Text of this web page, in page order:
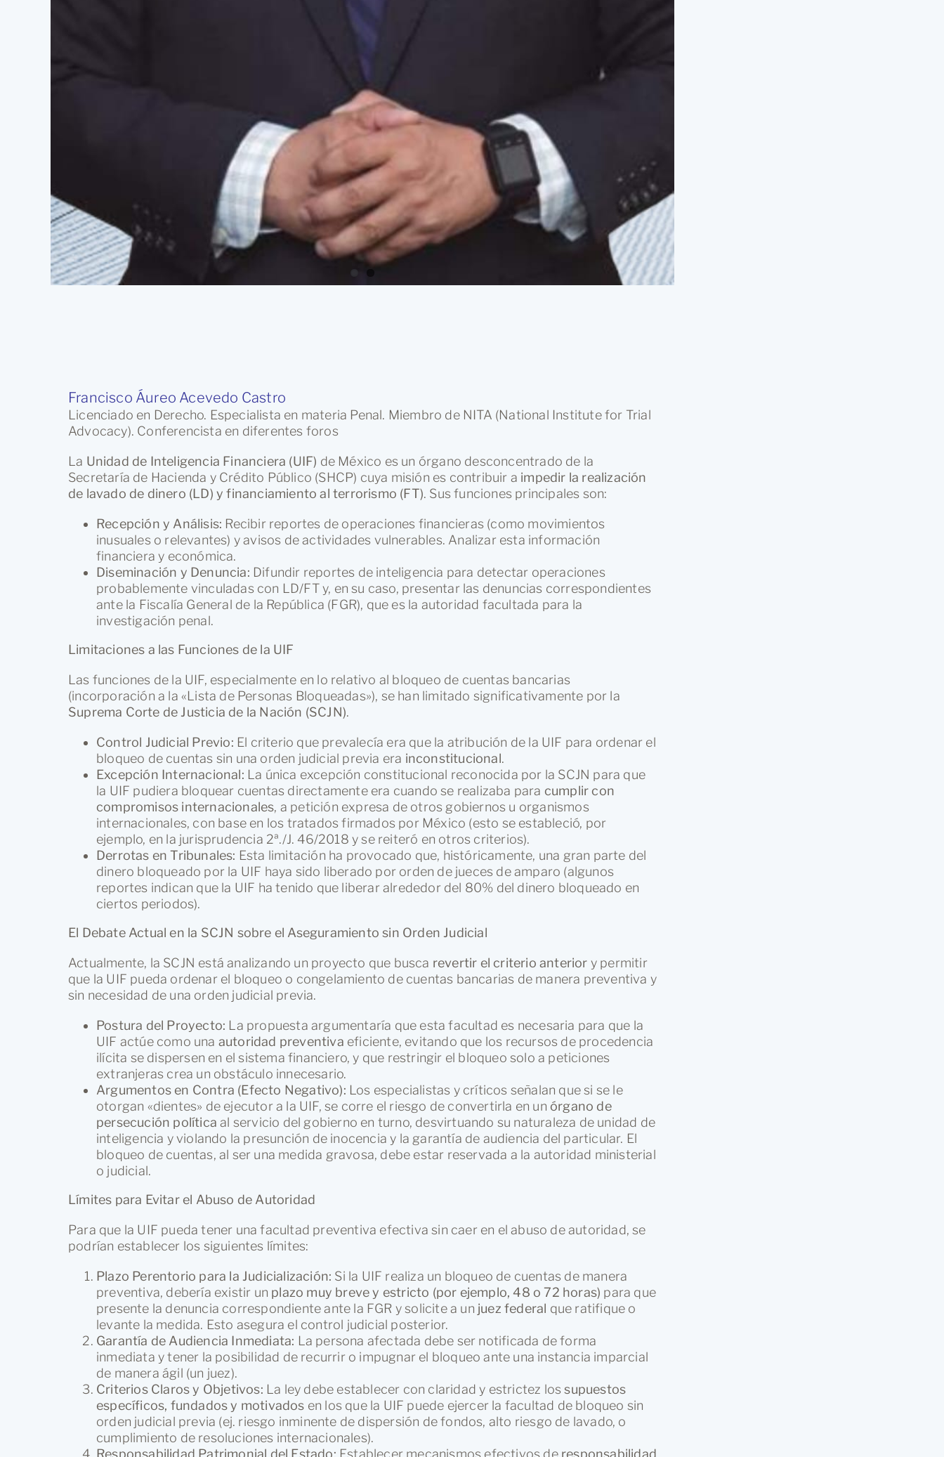
Francisco Áureo Acevedo Castro
Licenciado en Derecho. Especialista en materia Penal. Miembro de NITA (National Institute for Trial
Advocacy). Conferencista en diferentes foros
La Unidad de Inteligencia Financiera (UIF) de México es un órgano desconcentrado de la
Secretaría de Hacienda y Crédito Público (SHCP) cuya misión es contribuir a impedir la realización
de lavado de dinero (LD) y financiamiento al terrorismo (FT). Sus funciones principales son:
Recepción y Análisis: Recibir reportes de operaciones financieras (como movimientos
inusuales o relevantes) y avisos de actividades vulnerables. Analizar esta información
financiera y económica.
Diseminación y Denuncia: Difundir reportes de inteligencia para detectar operaciones
probablemente vinculadas con LD/FT y, en su caso, presentar las denuncias correspondientes
ante la Fiscalía General de la República (FGR), que es la autoridad facultada para la
investigación penal.
Limitaciones a las Funciones de la UIF
Las funciones de la UIF, especialmente en lo relativo al bloqueo de cuentas bancarias
(incorporación a la «Lista de Personas Bloqueadas»), se han limitado significativamente por la
Suprema Corte de Justicia de la Nación (SCJN).
Control Judicial Previo: El criterio que prevalecía era que la atribución de la UIF para ordenar el
bloqueo de cuentas sin una orden judicial previa era inconstitucional.
Excepción Internacional: La única excepción constitucional reconocida por la SCJN para que
la UIF pudiera bloquear cuentas directamente era cuando se realizaba para cumplir con
compromisos internacionales, a petición expresa de otros gobiernos u organismos
internacionales, con base en los tratados firmados por México (esto se estableció, por
ejemplo, en la jurisprudencia 2ª./J. 46/2018 y se reiteró en otros criterios).
Derrotas en Tribunales: Esta limitación ha provocado que, históricamente, una gran parte del
dinero bloqueado por la UIF haya sido liberado por orden de jueces de amparo (algunos
reportes indican que la UIF ha tenido que liberar alrededor del 80% del dinero bloqueado en
ciertos periodos).
El Debate Actual en la SCJN sobre el Aseguramiento sin Orden Judicial
Actualmente, la SCJN está analizando un proyecto que busca revertir el criterio anterior y permitir
que la UIF pueda ordenar el bloqueo o congelamiento de cuentas bancarias de manera preventiva y
sin necesidad de una orden judicial previa.
Postura del Proyecto: La propuesta argumentaría que esta facultad es necesaria para que la
UIF actúe como una autoridad preventiva eficiente, evitando que los recursos de procedencia
ilícita se dispersen en el sistema financiero, y que restringir el bloqueo solo a peticiones
extranjeras crea un obstáculo innecesario.
Argumentos en Contra (Efecto Negativo): Los especialistas y críticos señalan que si se le
otorgan «dientes» de ejecutor a la UIF, se corre el riesgo de convertirla en un órgano de
persecución política al servicio del gobierno en turno, desvirtuando su naturaleza de unidad de
inteligencia y violando la presunción de inocencia y la garantía de audiencia del particular. El
bloqueo de cuentas, al ser una medida gravosa, debe estar reservada a la autoridad ministerial
o judicial.
Límites para Evitar el Abuso de Autoridad
Para que la UIF pueda tener una facultad preventiva efectiva sin caer en el abuso de autoridad, se
podrían establecer los siguientes límites:
Plazo Perentorio para la Judicialización: Si la UIF realiza un bloqueo de cuentas de manera
preventiva, debería existir un plazo muy breve y estricto (por ejemplo, 48 o 72 horas) para que
presente la denuncia correspondiente ante la FGR y solicite a un juez federal que ratifique o
levante la medida. Esto asegura el control judicial posterior.
Garantía de Audiencia Inmediata: La persona afectada debe ser notificada de forma
inmediata y tener la posibilidad de recurrir o impugnar el bloqueo ante una instancia imparcial
de manera ágil (un juez).
Criterios Claros y Objetivos: La ley debe establecer con claridad y estrictez lossupuestos
específicos, fundados y motivados en los que la UIF puede ejercer la facultad de bloqueo sin
orden judicial previa (ej. riesgo inminente de dispersión de fondos, alto riesgo de lavado, o
cumplimiento de resoluciones internacionales).
Responsabilidad Patrimonial del Estado: Establecer mecanismos efectivos de responsabilidad